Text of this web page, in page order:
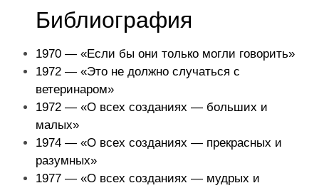
Библиография
1970 — «Если бы они только могли говорить»
1972 — «Это не должно случаться с
ветеринаром»
1972 — «О всех созданиях — больших и
малых»
1974 — «О всех созданиях — прекрасных и
разумных»
1977 — «О всех созданиях — мудрых и